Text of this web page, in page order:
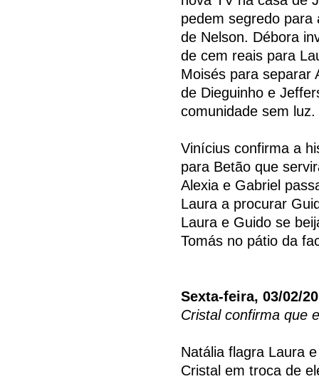
pedem segredo para
de Nelson. Débora
de cem reais para
Moisés para separar
de Dieguinho e
comunidade sem luz.
Vinícius confirma a
para Betão que
Alexia e Gabriel
Laura a procurar
Laura e Guido se
Tomás no pátio da
Sexta-feira, 03/02/
Cristal confirma que
Natália flagra Laura
Cristal em troca de